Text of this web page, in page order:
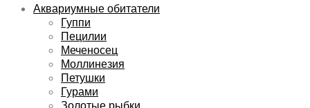
Аквариумные обитатели
Гуппи
Пецилии
Меченосец
Моллинезия
Петушки
Гурами
Золотые рыбки